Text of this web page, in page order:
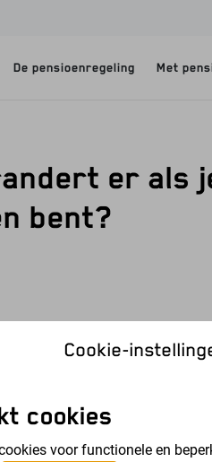
De pensioenregeling Met
er als
bent?
Cookie-
cookies
voor functionele en